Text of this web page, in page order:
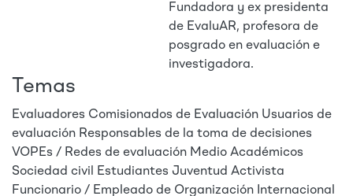
Fundadora y ex presidenta
de EvaluAR, profesora de
posgrado en evaluación e
investigadora.
Temas
Evaluadores Comisionados de Evaluación Usuarios de
evaluación Responsables de la toma de decisiones
VOPEs / Redes de evaluación Medio Académicos
Sociedad civil
Estudiantes Juventud Activista
Funcionario / Empleado de Organización Internacional